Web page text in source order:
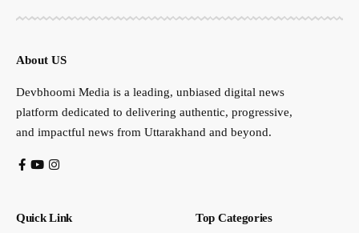
About US
Devbhoomi Media is a leading, unbiased digital news
platform dedicated to delivering authentic, progressive,
and impactful news from Uttarakhand and beyond.
Quick Link Top Categories